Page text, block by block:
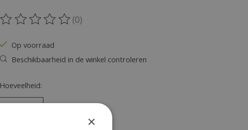
De beoordeling van dit product is
(0)
Op voorraad
Beschikbaarheid in de winkel controleren
Hoeveelheid:
×